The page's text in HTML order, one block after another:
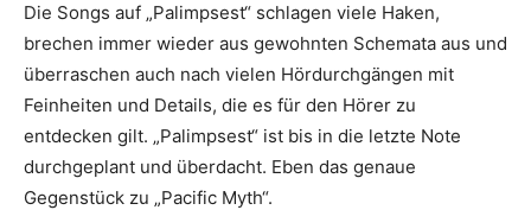
Die Songs auf „Palimpsest“ schlagen viele Haken,
brechen immer wieder aus gewohnten Schemata aus und
überraschen auch nach vielen Hördurchgängen mit
Feinheiten und Details, die es für den Hörer zu
entdecken gilt. „Palimpsest“ ist bis in die letzte Note
durchgeplant und überdacht. Eben das genaue
Gegenstück zu „Pacific Myth“.